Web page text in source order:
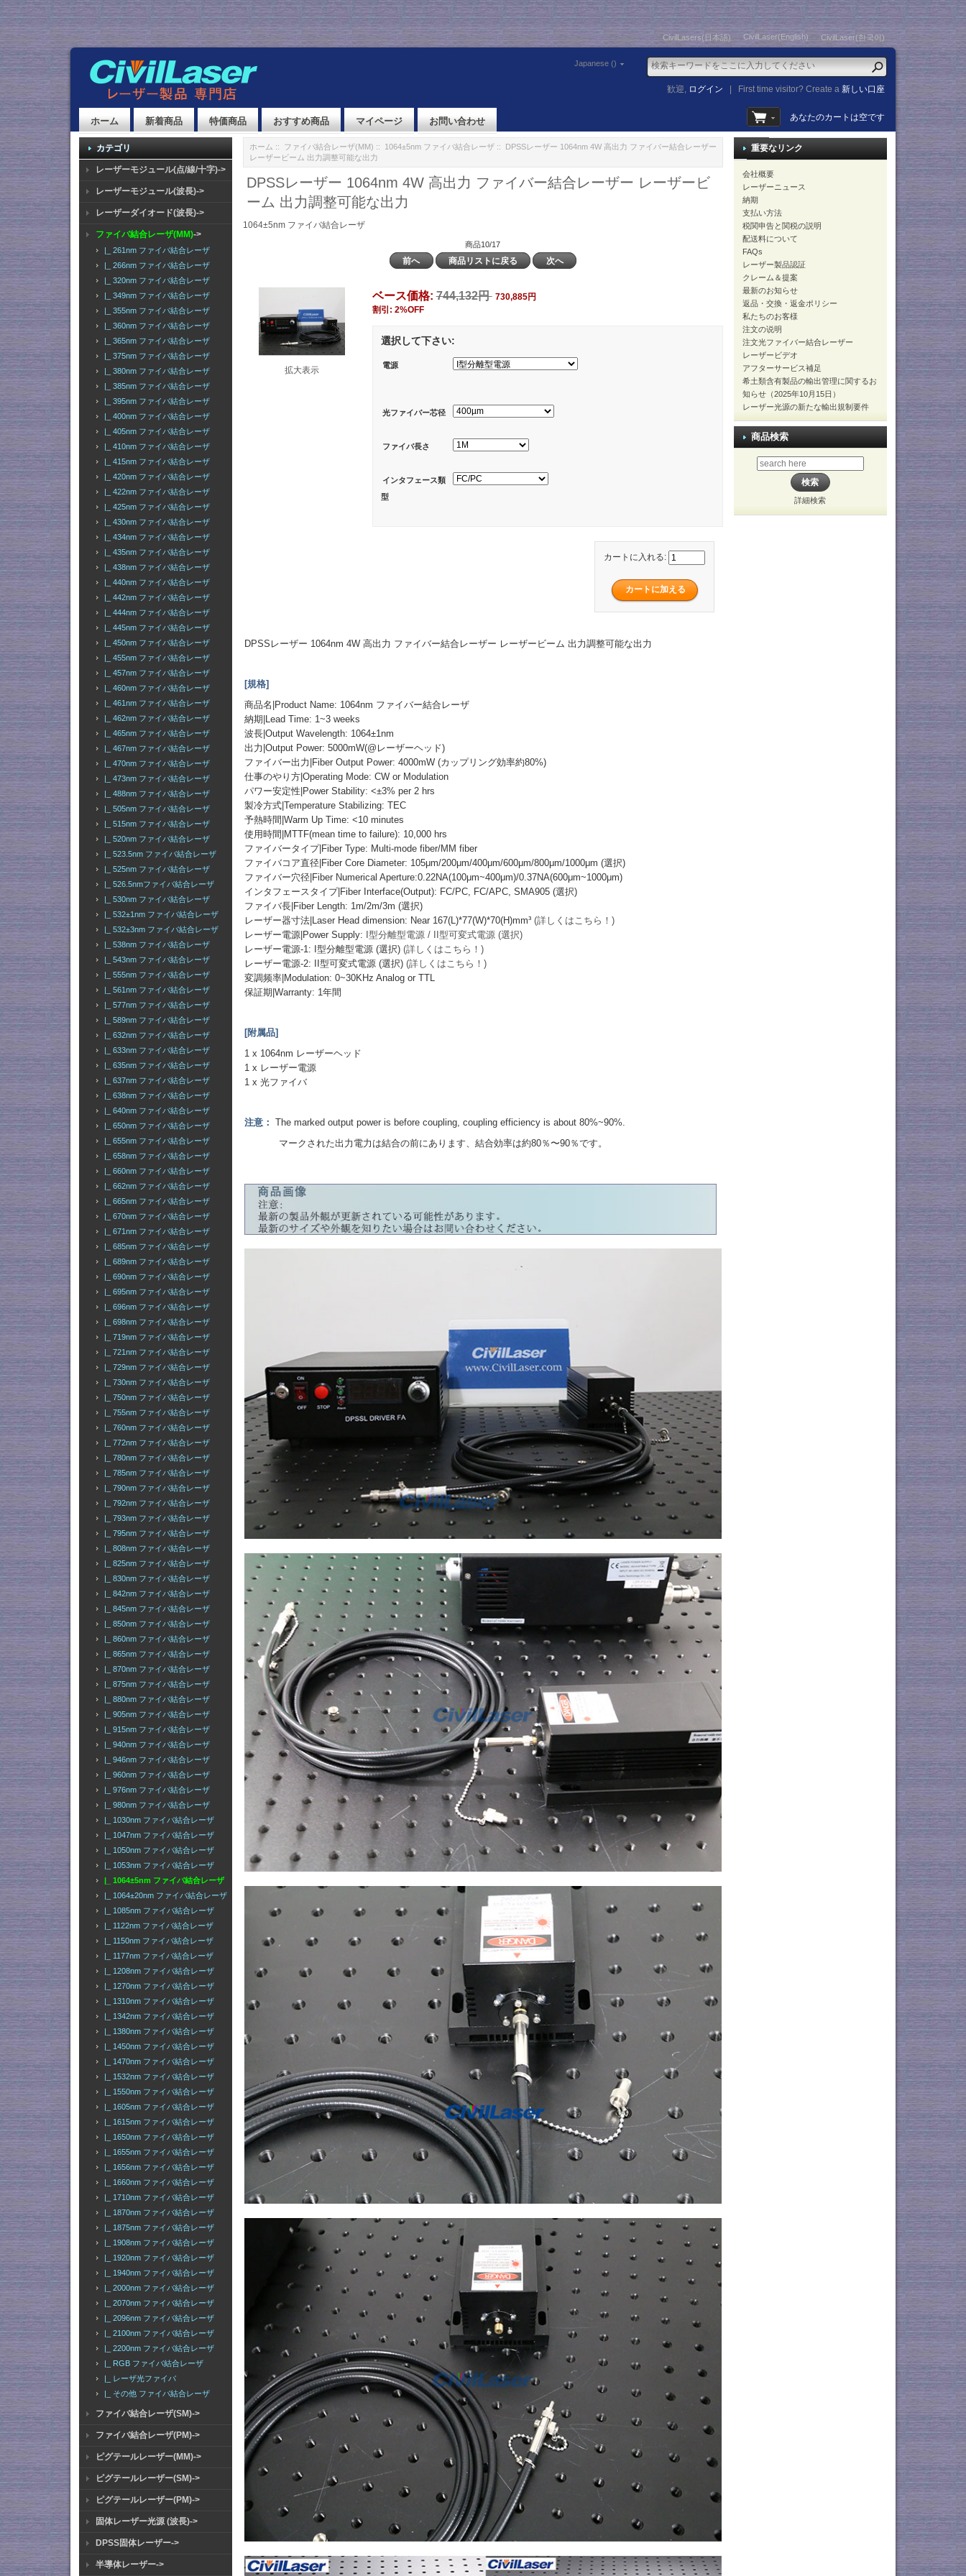
CivilLasers(日本語) CivilLaser(English) CivilLaser(한국어)
Japanese ()
歓迎, ログイン First time visitor? Create a新しい口座
ホーム 新着商品 特価商品 おすすめ商品 マイページ お問い合わせ あなたのカートは空です
カテゴリ
レーザーモジュール(点/線/十字)->
レーザーモジュール(波長)->
レーザーダイオード(波長)->
ファイバ結合レーザ(MM)->
|_ 261nm ファイバ結合レーザ
|_ 266nm ファイバ結合レーザ
|_ 320nm ファイバ結合レーザ
|_ 349nm ファイバ結合レーザ
|_ 355nm ファイバ結合レーザ
|_ 360nm ファイバ結合レーザ
|_ 365nm ファイバ結合レーザ
|_ 375nm ファイバ結合レーザ
|_ 380nm ファイバ結合レーザ
|_ 385nm ファイバ結合レーザ
|_ 395nm ファイバ結合レーザ
|_ 400nm ファイバ結合レーザ
|_ 405nm ファイバ結合レーザ
|_ 410nm ファイバ結合レーザ
|_ 415nm ファイバ結合レーザ
|_ 420nm ファイバ結合レーザ
|_ 422nm ファイバ結合レーザ
|_ 425nm ファイバ結合レーザ
|_ 430nm ファイバ結合レーザ
|_ 434nm ファイバ結合レーザ
|_ 435nm ファイバ結合レーザ
|_ 438nm ファイバ結合レーザ
|_ 440nm ファイバ結合レーザ
|_ 442nm ファイバ結合レーザ
|_ 444nm ファイバ結合レーザ
|_ 445nm ファイバ結合レーザ
|_ 450nm ファイバ結合レーザ
|_ 455nm ファイバ結合レーザ
|_ 457nm ファイバ結合レーザ
|_ 460nm ファイバ結合レーザ
|_ 461nm ファイバ結合レーザ
|_ 462nm ファイバ結合レーザ
|_ 465nm ファイバ結合レーザ
|_ 467nm ファイバ結合レーザ
|_ 470nm ファイバ結合レーザ
|_ 473nm ファイバ結合レーザ
|_ 488nm ファイバ結合レーザ
|_ 505nm ファイバ結合レーザ
|_ 515nm ファイバ結合レーザ
|_ 520nm ファイバ結合レーザ
|_ 523.5nm ファイバ結合レーザ
|_ 525nm ファイバ結合レーザ
|_ 526.5nmファイバ結合レーザ
|_ 530nm ファイバ結合レーザ
|_ 532±1nm ファイバ結合レーザ
|_ 532±3nm ファイバ結合レーザ
|_ 538nm ファイバ結合レーザ
|_ 543nm ファイバ結合レーザ
|_ 555nm ファイバ結合レーザ
|_ 561nm ファイバ結合レーザ
|_ 577nm ファイバ結合レーザ
|_ 589nm ファイバ結合レーザ
|_ 632nm ファイバ結合レーザ
|_ 633nm ファイバ結合レーザ
|_ 635nm ファイバ結合レーザ
|_ 637nm ファイバ結合レーザ
|_ 638nm ファイバ結合レーザ
|_ 640nm ファイバ結合レーザ
|_ 650nm ファイバ結合レーザ
|_ 655nm ファイバ結合レーザ
|_ 658nm ファイバ結合レーザ
|_ 660nm ファイバ結合レーザ
|_ 662nm ファイバ結合レーザ
|_ 665nm ファイバ結合レーザ
|_ 670nm ファイバ結合レーザ
|_ 671nm ファイバ結合レーザ
|_ 685nm ファイバ結合レーザ
|_ 689nm ファイバ結合レーザ
|_ 690nm ファイバ結合レーザ
|_ 695nm ファイバ結合レーザ
|_ 696nm ファイバ結合レーザ
|_ 698nm ファイバ結合レーザ
|_ 719nm ファイバ結合レーザ
|_ 721nm ファイバ結合レーザ
|_ 729nm ファイバ結合レーザ
|_ 730nm ファイバ結合レーザ
|_ 750nm ファイバ結合レーザ
|_ 755nm ファイバ結合レーザ
|_ 760nm ファイバ結合レーザ
|_ 772nm ファイバ結合レーザ
|_ 780nm ファイバ結合レーザ
|_ 785nm ファイバ結合レーザ
|_ 790nm ファイバ結合レーザ
|_ 792nm ファイバ結合レーザ
|_ 793nm ファイバ結合レーザ
|_ 795nm ファイバ結合レーザ
|_ 808nm ファイバ結合レーザ
|_ 825nm ファイバ結合レーザ
|_ 830nm ファイバ結合レーザ
|_ 842nm ファイバ結合レーザ
|_ 845nm ファイバ結合レーザ
|_ 850nm ファイバ結合レーザ
|_ 860nm ファイバ結合レーザ
|_ 865nm ファイバ結合レーザ
|_ 870nm ファイバ結合レーザ
|_ 875nm ファイバ結合レーザ
|_ 880nm ファイバ結合レーザ
|_ 905nm ファイバ結合レーザ
|_ 915nm ファイバ結合レーザ
|_ 940nm ファイバ結合レーザ
|_ 946nm ファイバ結合レーザ
|_ 960nm ファイバ結合レーザ
|_ 976nm ファイバ結合レーザ
|_ 980nm ファイバ結合レーザ
|_ 1030nm ファイバ結合レーザ
|_ 1047nm ファイバ結合レーザ
|_ 1050nm ファイバ結合レーザ
|_ 1053nm ファイバ結合レーザ
|_ 1064±5nm ファイバ結合レーザ
|_ 1064±20nm ファイバ結合レーザ
|_ 1085nm ファイバ結合レーザ
|_ 1122nm ファイバ結合レーザ
|_ 1150nm ファイバ結合レーザ
|_ 1177nm ファイバ結合レーザ
|_ 1208nm ファイバ結合レーザ
|_ 1270nm ファイバ結合レーザ
|_ 1310nm ファイバ結合レーザ
|_ 1342nm ファイバ結合レーザ
|_ 1380nm ファイバ結合レーザ
|_ 1450nm ファイバ結合レーザ
|_ 1470nm ファイバ結合レーザ
|_ 1532nm ファイバ結合レーザ
|_ 1550nm ファイバ結合レーザ
|_ 1605nm ファイバ結合レーザ
|_ 1615nm ファイバ結合レーザ
|_ 1650nm ファイバ結合レーザ
|_ 1655nm ファイバ結合レーザ
|_ 1656nm ファイバ結合レーザ
|_ 1660nm ファイバ結合レーザ
|_ 1710nm ファイバ結合レーザ
|_ 1870nm ファイバ結合レーザ
|_ 1875nm ファイバ結合レーザ
|_ 1908nm ファイバ結合レーザ
|_ 1920nm ファイバ結合レーザ
|_ 1940nm ファイバ結合レーザ
|_ 2000nm ファイバ結合レーザ
|_ 2070nm ファイバ結合レーザ
|_ 2096nm ファイバ結合レーザ
|_ 2100nm ファイバ結合レーザ
|_ 2200nm ファイバ結合レーザ
|_ RGB ファイバ結合レーザ
|_ レーザ光ファイバ
|_ その他 ファイバ結合レーザ
ファイバ結合レーザ(SM)->
ファイバ結合レーザ(PM)->
ピグテールレーザー(MM)->
ピグテールレーザー(SM)->
ピグテールレーザー(PM)->
固体レーザー光源 (波長)->
DPSS固体レーザー->
半導体レーザー->
ホーム :: ファイバ結合レーザ(MM) :: 1064±5nm ファイバ結合レーザ:: DPSSレーザー 1064nm 4W 高出力 ファイバー結合レーザー
レーザービーム 出力調整可能な出力
DPSSレーザー 1064nm 4W 高出力 ファイバー結合レーザー レーザービ
ーム 出力調整可能な出力
1064±5nm ファイバ結合レーザ
商品10/17
前へ 商品リストに戻る 次へ
拡大表示
ベース価格:744,132円 730,885円
割引: 2%OFF
選択して下さい:
電源
光ファイバー芯径
ファイバ長さ
インタフェース類
型
カートに入れる:
DPSSレーザー 1064nm 4W 高出力 ファイバー結合レーザー レーザービーム 出力調整可能な出力
[規格]
商品名|Product Name: 1064nm ファイバー結合レーザ
納期|Lead Time: 1~3 weeks
波長|Output Wavelength: 1064±1nm
出力|Output Power: 5000mW(@レーザーヘッド)
ファイバー出力|Fiber Output Power: 4000mW (カップリング効率約80%)
仕事のやり方|Operating Mode: CW or Modulation
パワー安定性|Power Stability: <±3% per 2 hrs
製冷方式|Temperature Stabilizing: TEC
予熱時間|Warm Up Time: <10 minutes
使用時間|MTTF(mean time to failure): 10,000 hrs
ファイバータイプ|Fiber Type: Multi-mode fiber/MM fiber
ファイバコア直径|Fiber Core Diameter: 105μm/200μm/400μm/600μm/800μm/1000μm (選択)
ファイバー穴径|Fiber Numerical Aperture:0.22NA(100μm~400μm)/0.37NA(600μm~1000μm)
インタフェースタイプ|Fiber Interface(Output): FC/PC, FC/APC, SMA905 (選択)
ファイバ長|Fiber Length: 1m/2m/3m (選択)
レーザー器寸法|Laser Head dimension: Near 167(L)*77(W)*70(H)mm³(詳しくはこちら！)
レーザー電源|Power Supply: I型分離型電源 / II型可変式電源 (選択)
レーザー電源-1: I型分離型電源 (選択)(詳しくはこちら！)
レーザー電源-2: II型可変式電源 (選択)(詳しくはこちら！)
変調频率|Modulation: 0~30KHz Analog or TTL
保証期|Warranty: 1年間
[附属品]
1 x 1064nm レーザーヘッド
1 x レーザー電源
1 x 光ファイバ
注意： The marked output power is before coupling, coupling efficiency is about 80%~90%.
マークされた出力電力は結合の前にあります、結合効率は約80％〜90％です。
重要なリンク
会社概要
レーザーニュース
納期
支払い方法
税関申告と関税の説明
配送料について
FAQs
レーザー製品認証
クレーム＆提案
最新のお知らせ
返品・交換・返金ポリシー
私たちのお客様
注文の说明
注文光ファイバー結合レーザー
レーザービデオ
アフターサービス補足
希土類含有製品の輸出管理に関するお
知らせ（2025年10月15日）
レーザー光源の新たな輸出規制要件
商品検索
詳細検索